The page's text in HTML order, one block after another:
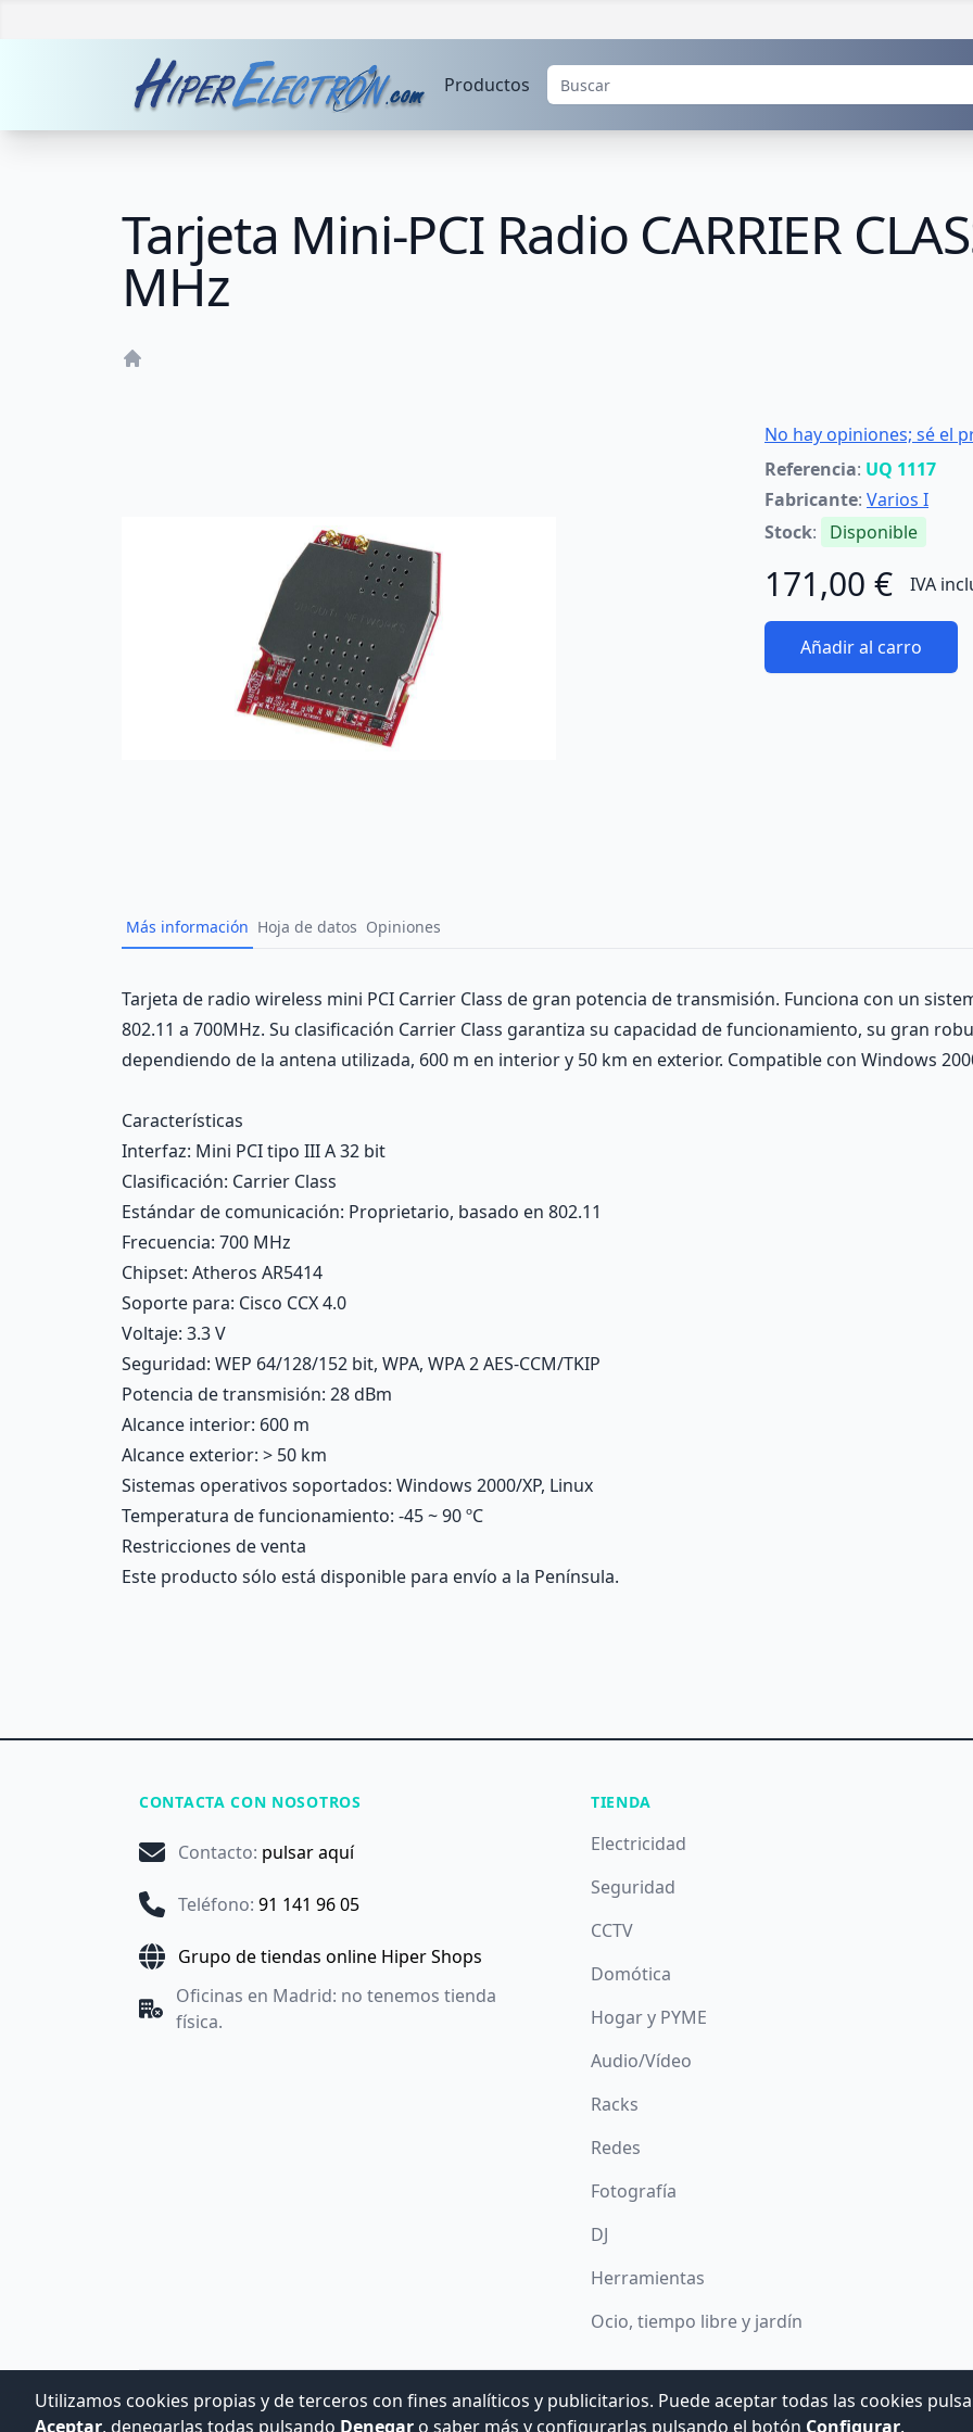
Productos
Tarjeta Mini-PCI Radio CARRIER
MHz
No hay opiniones; sé el
Referencia: UQ 1117
Fabricante: Varios I
Stock: Disponible
171,00 € IVA
Añadir al carro
Más información Hoja de datos Opiniones
Description
Tarjeta de radio wireless mini PCI Carrier Class de gran potencia de transmisión. Funciona con un
802.11 a 700MHz. Su clasificación Carrier Class garantiza su capacidad de funcionamiento, su gran
dependiendo de la antena utilizada, 600 m en interior y 50 km en exterior. Compatible con Windows
Características
Interfaz: Mini PCI tipo III A 32 bit
Clasificación: Carrier Class
Estándar de comunicación: Proprietario, basado en 802.11
Frecuencia: 700 MHz
Chipset: Atheros AR5414
Soporte para: Cisco CCX 4.0
Voltaje: 3.3 V
Seguridad: WEP 64/128/152 bit, WPA, WPA 2 AES-CCM/TKIP
Potencia de transmisión: 28 dBm
Alcance interior: 600 m
Alcance exterior: > 50 km
Sistemas operativos soportados: Windows 2000/XP, Linux
Temperatura de funcionamiento: -45 ~ 90 ºC
Restricciones de venta
Este producto sólo está disponible para envío a la Península.
CONTACTA CON NOSOTROS
Contacto: pulsar aquí
Teléfono: 91 141 96 05
Grupo de tiendas online Hiper Shops
Oficinas en Madrid: no tenemos tienda
física.
TIENDA
Electricidad
Seguridad
CCTV
Domótica
Hogar y PYME
Audio/Vídeo
Racks
Redes
Fotografía
DJ
Herramientas
Ocio, tiempo libre y jardín
© 2008 -2026 Hogar Digital e Inmótica Ingenieros, S.L.
Utilizamos cookies propias y de terceros con fines analíticos y publicitarios. Puede aceptar todas las cookies
Aceptar, denegarlas todas pulsando Denegar o saber más y configurarlas pulsando el botón Configurar.